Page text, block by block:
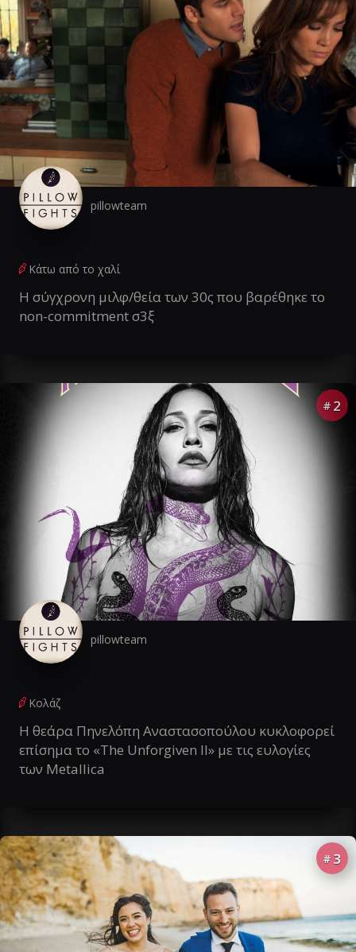
pillowteam
Κάτω από το χαλί
Η σύγχρονη μιλφ/θεία των 30ς που βαρέθηκε το
non-commitment σ3ξ
# 2
pillowteam
Κολάζ
Η θεάρα Πηνελόπη Αναστασοπούλου κυκλοφορεί
επίσημα το «The Unforgiven II» με τις ευλογίες
των Metallica
# 3